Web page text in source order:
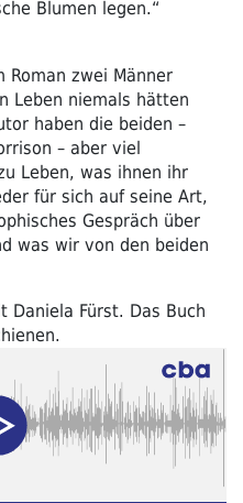
Blumen legen.“
Roman zwei Männer
Leben niemals hätten
haben die beiden –
– aber viel
Leben, was ihnen ihr
für sich auf seine Art,
Gespräch über
was wir von den beiden
Daniela Fürst. Das Buch